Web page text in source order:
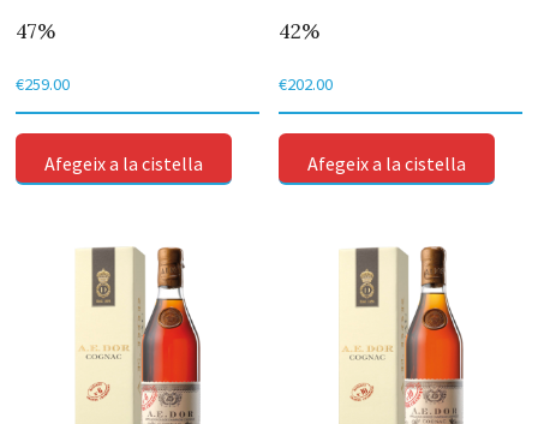
47%
€259.00
Afegeix a la cistella
42%
€202.00
Afegeix a la cistella